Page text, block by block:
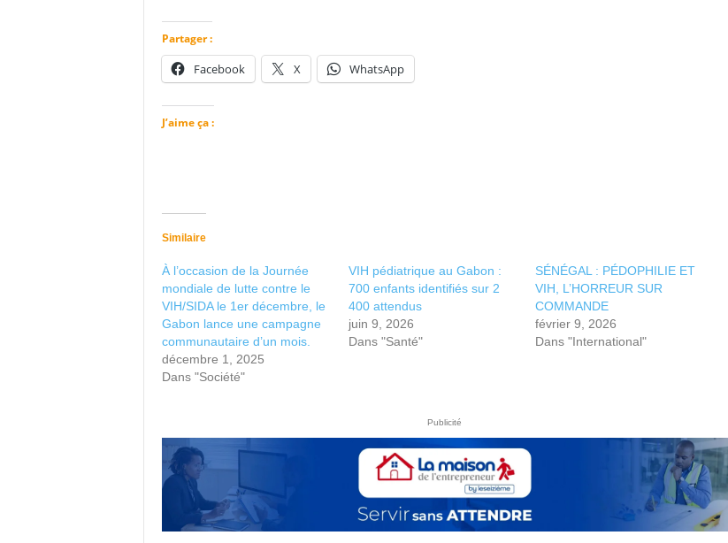
Partager :
Facebook X WhatsApp
J’aime ça :
Similaire
À l’occasion de la Journée
mondiale de lutte contre le
VIH/SIDA le 1er décembre, le
Gabon lance une campagne
communautaire d’un mois.
décembre 1, 2025
Dans "Société"
VIH pédiatrique au Gabon :
700 enfants identifiés sur 2
400 attendus
juin 9, 2026
Dans "Santé"
SÉNÉGAL : PÉDOPHILIE ET
VIH, L’HORREUR SUR
COMMANDE
février 9, 2026
Dans "International"
Publicité